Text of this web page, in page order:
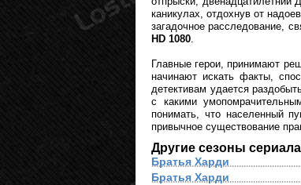
каникулах, отдохнув от
загадочное расследование,
HD 1080.
Главные герои, принимают
начинают искать факты,
детективам удается
с какими
понимать, что населенный
привычное существование
Другие сезоны
Братья Харди
Братья Харди